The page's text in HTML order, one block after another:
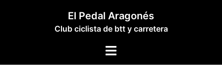
El Pedal Aragonés
Club ciclista de btt y carretera
Alternar